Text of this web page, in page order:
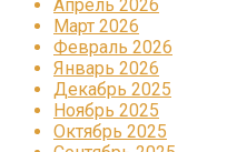
Апрель 2026
Март 2026
Февраль 2026
Январь 2026
Декабрь 2025
Ноябрь 2025
Октябрь 2025